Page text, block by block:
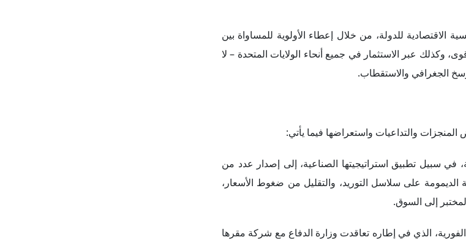
الاقتصادية للدولة، من خلال إعطاء الأولوية للمساواة بين
وكذلك عبر الاستثمار في جميع أنحاء الولايات المتحدة – لا
الجغرافي والاستقطاب.
والتداعيات واستعراضها فيما يأتي:
في سبيل تطبيق استراتيجيتها الصناعية، إلى إصدار عدد من
الديمومة على سلاسل التوريد، والتقليل من ضغوط الأسعار،
إلى السوق.
الفورية، الذي في إطاره تعاقدت وزارة الدفاع مع شركة مقرها